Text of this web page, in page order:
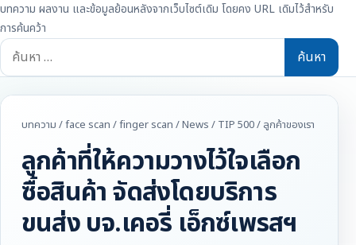
บทความ ผลงาน และข้อมูลย้อนหลังจากเว็บไซต์เดิม โดยคง URL เดิมไว้สำหรับ
การค้นคว้า
ค้นหา
สำหรับ:
บทความ /face scan /finger scan /News / TIP 500/ ลูกค้าของเรา
ลูกค้าที่ให้ความวางไว้ใจเลือก
ซื้อสินค้า จัดส่งโดยบริการ
ขนส่ง บจ.เคอรี่ เอ็กซ์เพรสฯ